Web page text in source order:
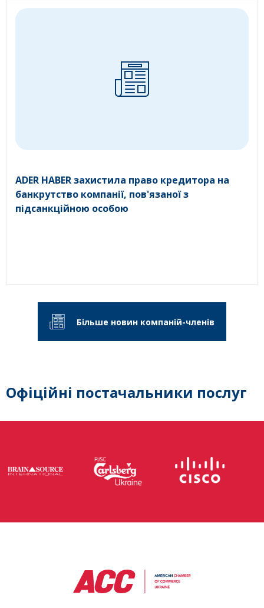
ADER HABER захистила право кредитора на
банкрутство компанії, пов'язаної з
підсанкційною особою
Більше новин компаній-членів
Офіційні постачальники послуг